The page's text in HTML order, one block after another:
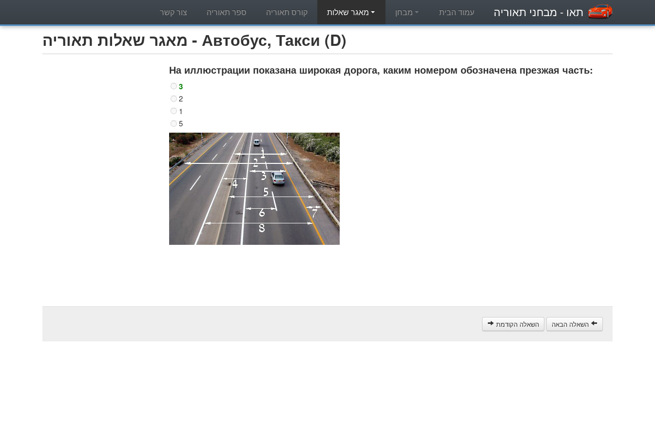
תאו - מבחני תאוריה עמוד הבית קורס תאוריה ספר תאוריה צור קשר
מאגר שאלות תאוריה - Автобус, Такси (D)
На иллюстрации показана широкая дорога, каким номером обозначена презжая часть:
3
2
1
5
השאלה הקודמת